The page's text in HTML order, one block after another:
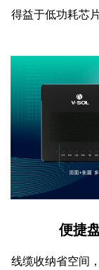
得益于低功耗芯
便捷
线缆收纳省空间